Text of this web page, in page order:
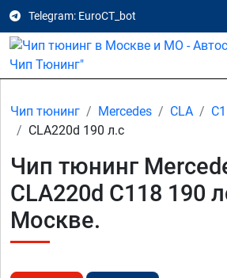
Telegram: EuroCT_bot
Чип тюнинг Mercedes CLA
CLA220d 190 л.с
Чип тюнинг
CLA220d C118 190
Москве.